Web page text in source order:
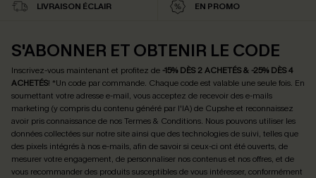
LIVRAISON ÉCLAIR EN PROMO
S'ABONNER ET OBTENIR LE CODE
Inscrivez-vous maintenant et profitez de -15% DÈS 2 ACHETÉS & -25% DÈS 4
ACHETÉS! *Un code par commande. Chaque code est valable une seule fois. En
soumettant votre adresse e-mail, vous acceptez de recevoir des e-mails
marketing (y compris du contenu généré par l'IA) de Cupshe et reconnaissez
avoir pris connaissance de nosTermes & Conditions. Nous pouvons utiliser les
données collectées sur notre site ainsi que des technologies de suivi, telles que
des pixels intégrés à nos e-mails, afin de savoir si ceux-ci ont été ouverts, de
mesurer votre engagement, de personnaliser nos contenus et nos offres, et de
vous recommander des produits susceptibles de vous intéresser, conformément